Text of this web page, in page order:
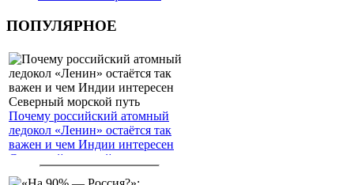
ПОПУЛЯРНОЕ
Почему российский атомный
ледокол «Ленин» остаётся так
важен и чем Индии интересен
Северный морской путь